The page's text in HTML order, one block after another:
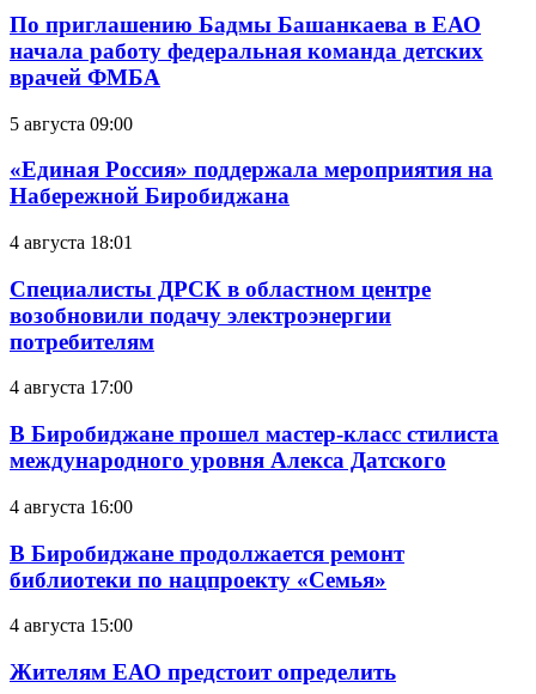
По приглашению Бадмы Башанкаева в ЕАО
начала работу федеральная команда детских
врачей ФМБА
5 августа 09:00
«Единая Россия» поддержала мероприятия на
Набережной Биробиджана
4 августа 18:01
Специалисты ДРСК в областном центре
возобновили подачу электроэнергии
потребителям
4 августа 17:00
В Биробиджане прошел мастер-класс стилиста
международного уровня Алекса Датского
4 августа 16:00
В Биробиджане продолжается ремонт
библиотеки по нацпроекту «Семья»
4 августа 15:00
Жителям ЕАО предстоит определить